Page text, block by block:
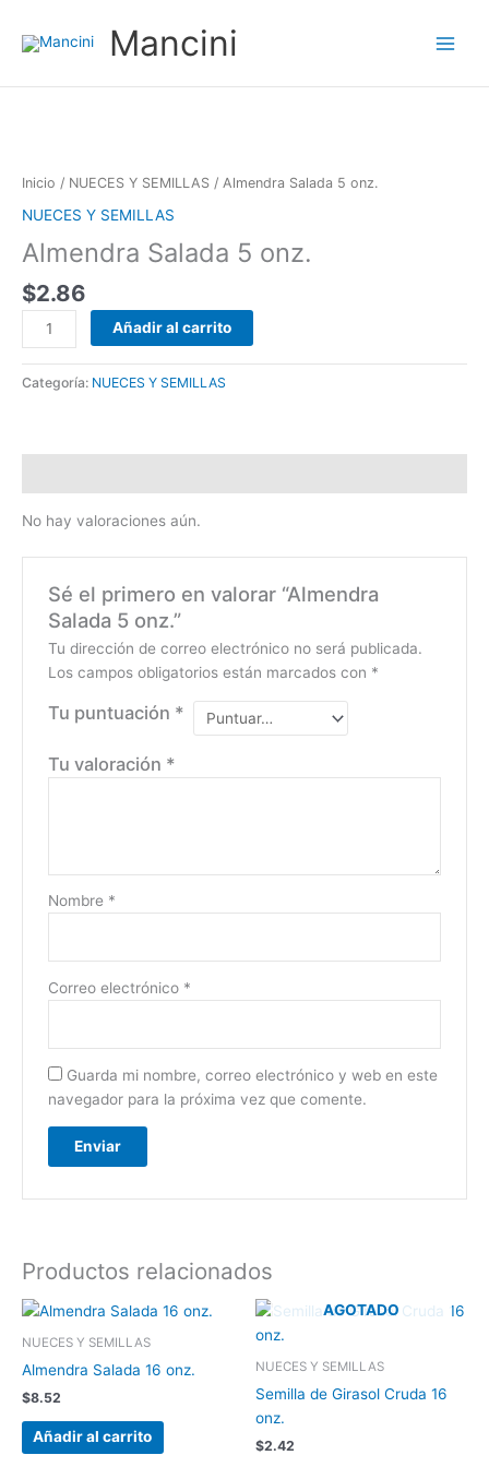
Mancini
Inicio / NUECES Y SEMILLAS / Almendra Salada 5 onz.
NUECES Y SEMILLAS
Almendra Salada 5 onz.
$2.86
5
cantidad
Añadir al carrito
Categoría: NUECES Y SEMILLAS
No hay valoraciones aún.
Sé el primero en valorar “Almendra
Salada 5 onz.”
Tu dirección de correo electrónico no será publicada.
Los campos obligatorios están marcados con *
Tu puntuación *
Tu valoración *
Nombre *
Correo electrónico *
Guarda mi nombre, correo electrónico y web en este
navegador para la próxima vez que comente.
Productos relacionados
NUECES Y SEMILLAS
Almendra Salada 16 onz.
$8.52
Añadir al carrito
AGOTADO
NUECES Y SEMILLAS
Semilla de Girasol Cruda 16
onz.
$2.42